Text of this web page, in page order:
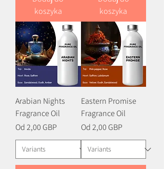
koszyka
koszyka
Arabian Nights
Fragrance Oil
Od2,00 GBP
Cena rabatowa
Eastern Promise
Fragrance Oil
Od2,00 GBP
Cena rabatowa